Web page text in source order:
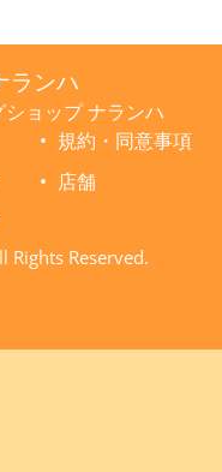
ランハ
ョップ ナランハ
規約・同意事項
店舗
Rights Reserved.